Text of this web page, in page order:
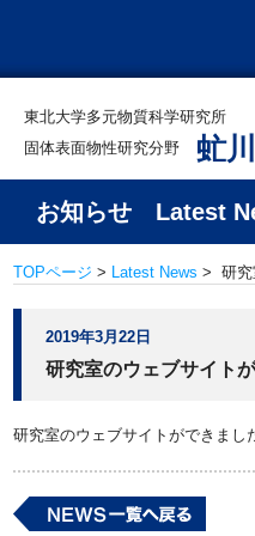
東北大学多元物質科学研究所
固体表面物性研究分野
虻
お知らせ Latest
TOPページ > Latest News > 研究
2019年3月22日
研究室のウェブサイト
研究室のウェブサイトができまし